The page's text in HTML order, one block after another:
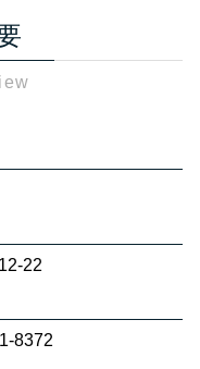
22
8372